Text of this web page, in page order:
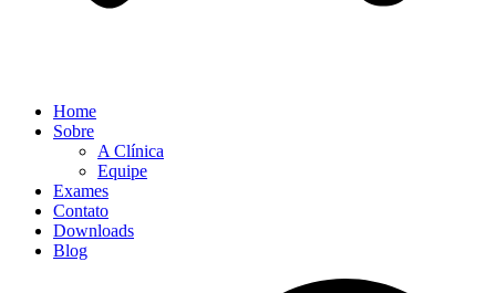
Home
Sobre
A Clínica
Equipe
Exames
Contato
Downloads
Blog